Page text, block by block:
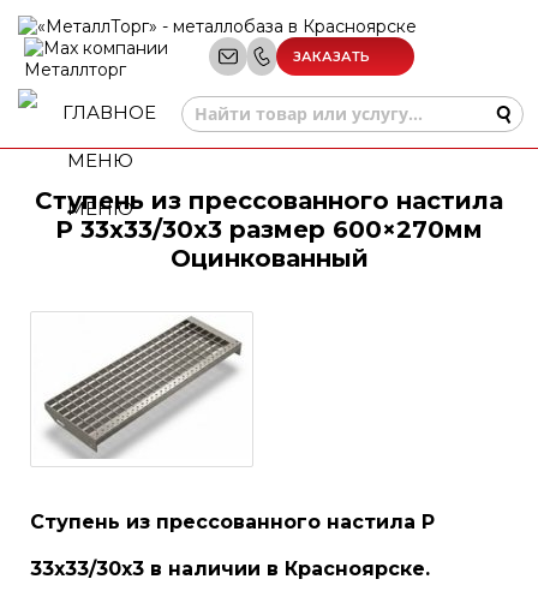
ЗАКАЗАТЬ
МЕНЮ
Ступень из прессованного настила
P 33х33/30x3 размер 600×270мм
Оцинкованный
Ступень из прессованного настила P
33х33/30x3 в наличии в Красноярске.